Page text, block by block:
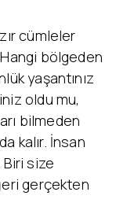
cümleler
bölgeden
yaşantınız
oldu mu,
bilmeden
kalır. İnsan
size
gerçekten